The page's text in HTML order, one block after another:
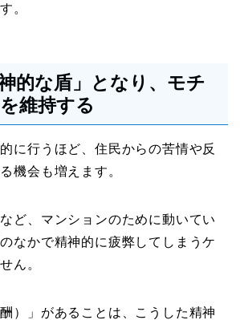
。
的な盾」となり、モチ
維持する
に行うほど、住民からの苦情や反
機会も増えます。
ど、マンションのために動いてい
なかで精神的に疲弊してしまうケ
ん。
）」があることは、こうした精神